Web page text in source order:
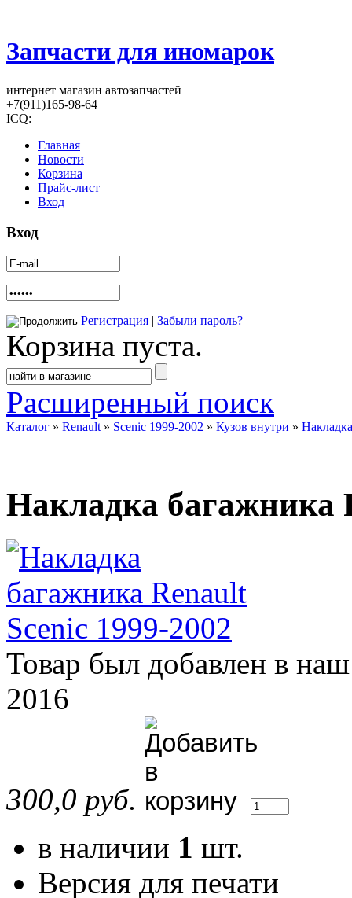
Запчасти для иномарок
интернет магазин автозапчастей
+7(911)165-98-64
ICQ:
Главная
Новости
Корзина
Прайс-лист
Вход
Вход
Регистрация | Забыли пароль?
Корзина пуста.
Расширенный поиск
Каталог » Renault » Scenic 1999-2002 » Кузов внутри »
Накладка багажника
Товар был добавлен в
2016
300,0 руб.
в наличии 1 шт.
Версия для печати